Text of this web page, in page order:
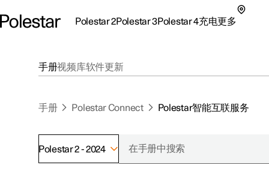
Polestar 2Polestar 3Polestar 4充电更多
手册视频库软件更新
手册 Polestar Connect Polestar智能互联服务
Polestar 2 - 2024